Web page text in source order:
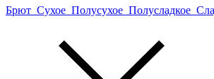
Брют Сухое Полусухое Полусладкое